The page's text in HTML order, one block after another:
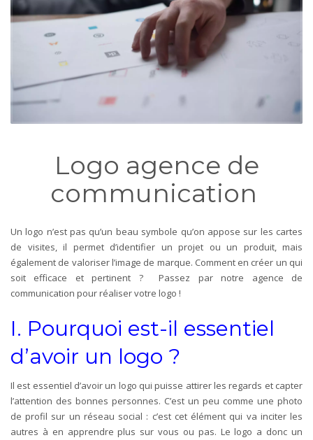
Logo agence de
communication
Un logo n’est pas qu’un beau symbole qu’on appose sur les cartes
de visites, il permet d’identifier un projet ou un produit, mais
également de valoriser l’image de marque. Comment en créer un qui
soit efficace et pertinent ? Passez par notre agence de
communication pour réaliser votre logo !
I. Pourquoi est-il essentiel
d’avoir un logo ?
Il est essentiel d’avoir un logo qui puisse attirer les regards et capter
l’attention des bonnes personnes. C’est un peu comme une photo
de profil sur un réseau social : c’est cet élément qui va inciter les
autres à en apprendre plus sur vous ou pas. Le logo a donc un